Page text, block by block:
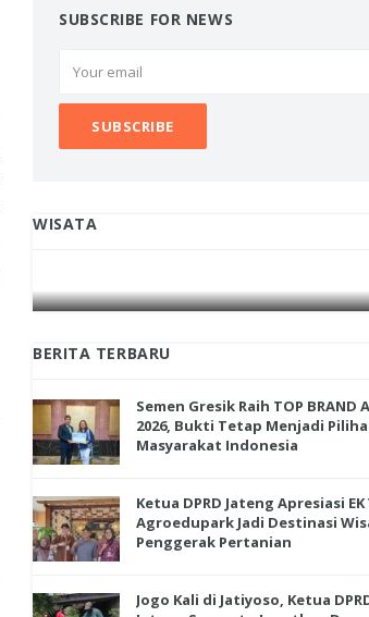
SUBSCRIBE FOR NEWS
WISATA
BERITA TERBARU
Semen Gresik Raih TOP BRAND
2026, Bukti Tetap Menjadi
Masyarakat Indonesia
Ketua DPRD Jateng Apresiasi EK
Agroedupark Jadi Destinasi
Penggerak Pertanian
Jogo Kali di Jatiyoso, Ketua